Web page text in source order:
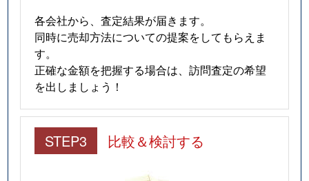
各会社から、査定結果が届きます。
同時に売却方法についての提案をしてもらえま
す。
正確な金額を把握する場合は、訪問査定の希望
を出しましょう！
STEP3 比較＆検討する